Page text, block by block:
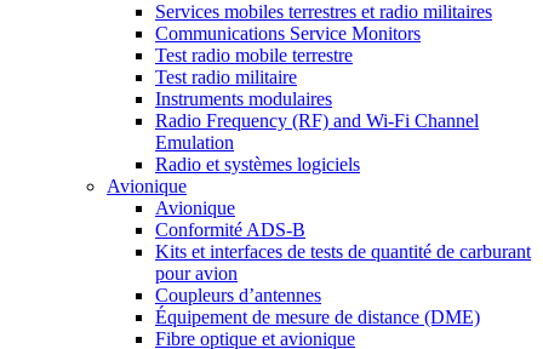
Services mobiles terrestres et radio militaires
Communications Service Monitors
Test radio mobile terrestre
Test radio militaire
Instruments modulaires
Radio Frequency (RF) and Wi-Fi Channel
Emulation
Radio et systèmes logiciels
Avionique
Avionique
Conformité ADS-B
Kits et interfaces de tests de quantité de carburant
pour avion
Coupleurs d’antennes
Équipement de mesure de distance (DME)
Fibre optique et avionique